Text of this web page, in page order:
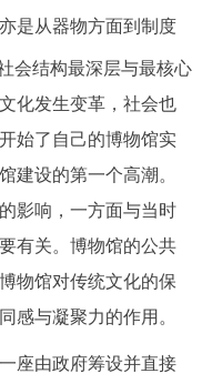
是从器物方面到制度
会结构最深层与最核心
化发生变革，社会也
始了自己的博物馆实
建设的第一个高潮。
影响，一方面与当时
有关。博物馆的公共
物馆对传统文化的保
感与凝聚力的作用。
由政府筹设并直接